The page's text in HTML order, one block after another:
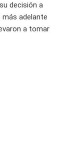
decisión a
más adelante
a tomar